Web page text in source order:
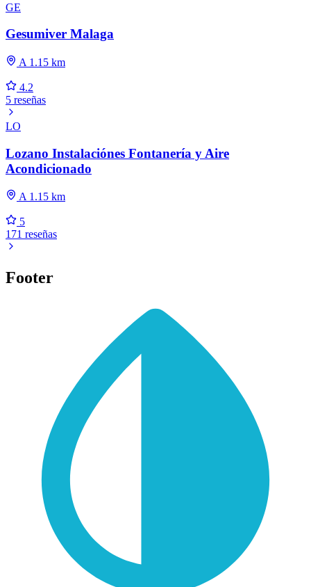
GE
Gesumiver Malaga
A 1.15 km
4.2
5 reseñas
LO
Lozano Instalaciónes Fontanería y Aire
Acondicionado
A 1.15 km
5
171 reseñas
Footer